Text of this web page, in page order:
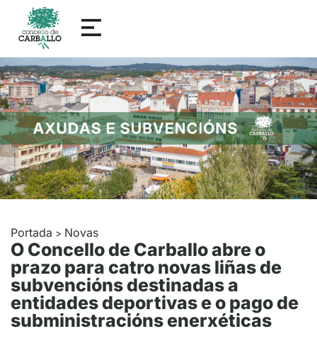
Portada > Novas
O Concello de Carballo abre o
prazo para catro novas liñas de
subvencións destinadas a
entidades deportivas e o pago de
subministracións enerxéticas